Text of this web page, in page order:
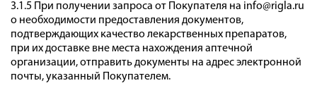
3.1.5 При получении запроса от Покупателя на info@rigla.ru
о необходимости предоставления документов,
подтверждающих качество лекарственных препаратов,
при их доставке вне места нахождения аптечной
организации, отправить документы на адрес электронной
почты, указанный Покупателем.